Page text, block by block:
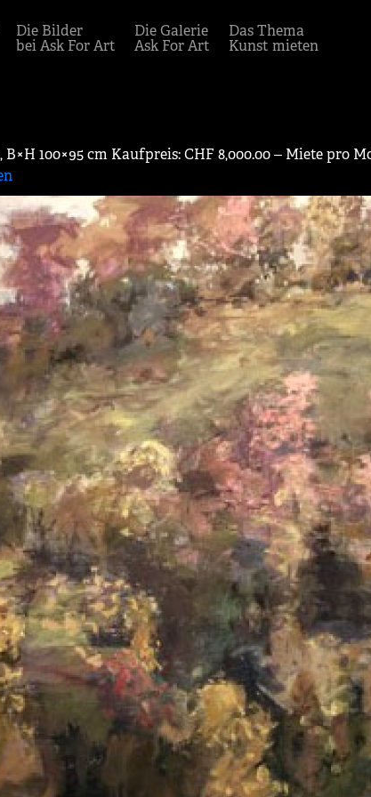
Die Bilder
bei Ask For Art
Die Galerie
Ask For Art
Das Thema
Kunst mieten
100×95 cm Kaufpreis: CHF 8,000.00 ‒ Miete pro